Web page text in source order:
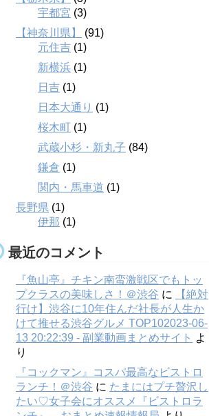
宇都宮 (3)
【神奈川県】
(91)
元住吉 (1)
新横浜 (1)
日吉 (1)
日本大通り (1)
桜木町 (1)
武蔵小杉・新丸子 (84)
鎌倉 (1)
関内・馬車道 (1)
長野県 (1)
伊那 (1)
最近のコメント
『魚山亭』チキン南蛮激戦区でもトッ
プクラスの美味しさ！＠渋谷 に
【絶対
行け】渋谷に10年住んだ社長が人生か
けて推せる渋谷グルメ TOP102023-06-
13 20:22:39 - 副業動画まとめサイト よ
り
『コックマン』コスパ最高なビストロ
ランチ！＠渋谷 に たまにはプチ贅沢し
たい♡女子会にオススメ『ビストロラ